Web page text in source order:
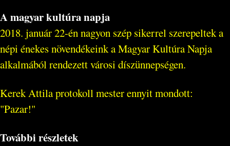
A magyar kultúra napja
2018. január 22-én nagyon szép sikerrel szerepeltek a
népi énekes növendékeink a Magyar Kultúra Napja
alkalmából rendezett városi díszünnepségen.
Kerek Attila protokoll mester ennyit mondott:
"Pazar!"
További részletek